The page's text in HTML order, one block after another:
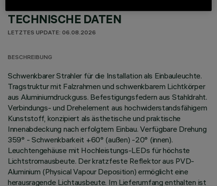
TECHNISCHE DATEN
LETZTES UPDATE: 06.08.2026
BESCHREIBUNG
Schwenkbarer Strahler für die Installation als Einbauleuchte.
Tragstruktur mit Falzrahmen und schwenkbarem Lichtkörper
aus Aluminiumdruckguss. Befestigungsfedern aus Stahldraht.
Verbindungs- und Drehelement aus hochwiderstandsfähigem
Kunststoff, konzipiert als ästhetische und praktische
Innenabdeckung nach erfolgtem Einbau. Verfügbare Drehung
359° - Schwenkbarkeit +60° (außen) -20° (innen).
Leuchtengehäuse mit Hochleistungs-LEDs für höchste
Lichtstromausbeute. Der kratzfeste Reflektor aus PVD-
Aluminium (Physical Vapour Deposition) ermöglicht eine
herausragende Lichtausbeute. Im Lieferumfang enthalten ist